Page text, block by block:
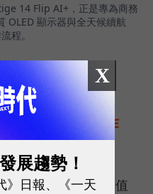
14 Flip AI+，正是專為商務
OLED 顯示器與全天候續航
程。
Prestige 14
算力重塑工作
問：「AI PC 真的值
X
展趨勢！
》日報、《一天